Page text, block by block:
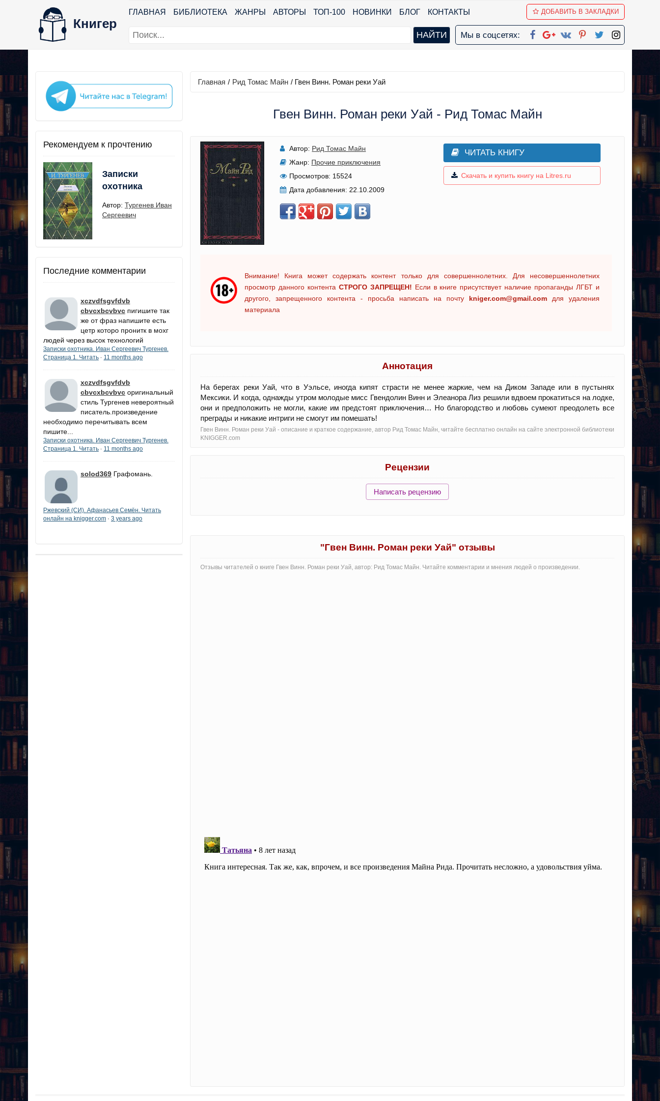
Книгер
ГЛАВНАЯ БИБЛИОТЕКА ЖАНРЫ АВТОРЫ ТОП-100 НОВИНКИ БЛОГ КОНТАКТЫ ДОБАВИТЬ В ЗАКЛАДКИ
Мы в соцсетях:
Рекомендуем к прочтению
Записки
охотника
Автор: Тургенев Иван
Сергеевич
Последние комментарии
xczvdfsgvfdvb
cbvcxbcvbvc пигишите так
же от фраз напишите есть
цетр которо пронитк в мохг
людей через высок технологий
Записки охотника. Иван Сергеевич Тургенев.
Страница 1. Читать · 11 months ago
xczvdfsgvfdvb
cbvcxbcvbvc оригинальный
стиль Тургенев невероятный
писатель.произведение
необходимо перечитывать всем
пишите...
Записки охотника. Иван Сергеевич Тургенев.
Страница 1. Читать · 11 months ago
solod369 Графомань.
Ржевский (СИ). Афанасьев Семён. Читать
онлайн на knigger.com · 3 years ago
Главная / Рид Томас Майн / Гвен Винн. Роман реки Уай
Гвен Винн. Роман реки Уай - Рид Томас Майн
Автор: Рид Томас Майн
Жанр: Прочие приключения
Просмотров: 15524
Дата добавления: 22.10.2009
ЧИТАТЬ КНИГУ
Скачать и купить книгу на Litres.ru
Внимание! Книга может содержать контент только для совершеннолетних. Для несовершеннолетних
просмотр данного контента СТРОГО ЗАПРЕЩЕН! Если в книге присутствует наличие пропаганды ЛГБТ и
другого, запрещенного контента - просьба написать на почту kniger.com@gmail.com для удаления
материала
Аннотация
На берегах реки Уай, что в Уэльсе, иногда кипят страсти не менее жаркие, чем на Диком Западе или в пустынях
Мексики. И когда, однажды утром молодые мисс Гвендолин Винн и Элеанора Лиз решили вдвоем прокатиться на лодке,
они и предположить не могли, какие им предстоят приключения… Но благородство и любовь сумеют преодолеть все
преграды и никакие интриги не смогут им помешать!
Гвен Винн. Роман реки Уай - oписание и краткое содержание, автор Рид Томас Майн, читайте бесплатно онлайн на сайте электронной библиотеки
KNIGGER.com
Рецензии
Написать рецензию
"Гвен Винн. Роман реки Уай" отзывы
Отзывы читателей о книге Гвен Винн. Роман реки Уай, автор: Рид Томас Майн. Читайте комментарии и мнения людей о произведении.